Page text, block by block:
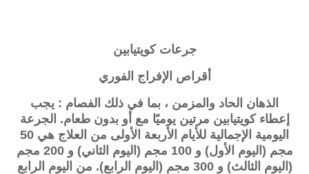
جرعاتكويتيابين
أقراص الإفراج الفوري
الذهان الحاد والمزمن ، بما في ذلك الفصام : يجب
إعطاءكويتيابين مرتين يوميًا مع أو بدون طعام. الجرعة
اليومية الإجمالية للأيام الأربعة الأولى من العلاج هي 50
مجم (اليوم الأول) و 100 مجم (اليوم الثاني) و 200 مجم
(اليوم الثالث) و 300 مجم (اليوم الرابع). من اليوم الرابع